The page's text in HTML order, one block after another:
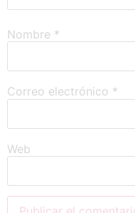
Nombre *
Correo electrónico *
Web